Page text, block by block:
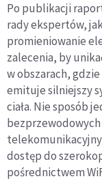
Po publikacji
rady ekspertów,
promieniowanie
zalecenia, by
w obszarach,
emituje silniejszy
ciała. Nie sposób
bezprzewodowych
dostęp do
pośrednictwem